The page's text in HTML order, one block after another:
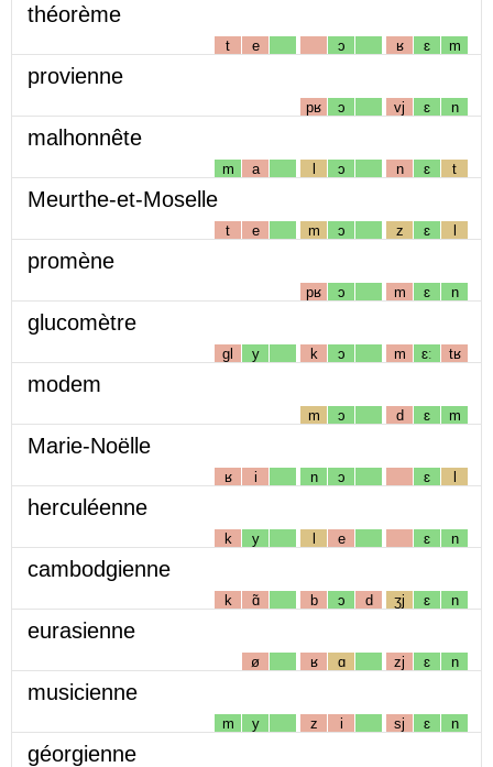
théorème
t e ɔ ʁ ɛ m
provienne
pʁ ɔ vj ɛ n
malhonnête
m a l ɔ n ɛ t
Meurthe-et-Moselle
t e m ɔ z ɛ l
promène
pʁ ɔ m ɛ n
glucomètre
gl y k ɔ m ɛː tʁ
modem
m ɔ d ɛ m
Marie-Noëlle
ʁ i n ɔ ɛ l
herculéenne
k y l e ɛ n
cambodgienne
k ɑ̃ b ɔ d ʒj ɛ n
eurasienne
ø ʁ ɑ zj ɛ n
musicienne
m y z i sj ɛ n
géorgienne